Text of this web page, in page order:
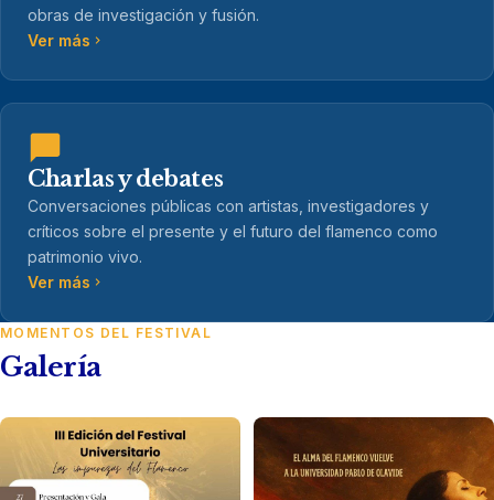
obras de investigación y fusión.
Ver más
Charlas y debates
Conversaciones públicas con artistas, investigadores y
críticos sobre el presente y el futuro del flamenco como
patrimonio vivo.
Ver más
MOMENTOS DEL FESTIVAL
Galería